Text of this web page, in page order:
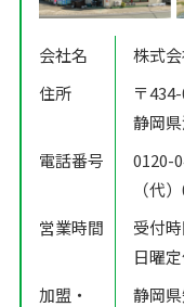
会社名
株式
住所
〒
静岡
電話番号
0120-
（代
営業時間
受付
日曜
加盟・
静岡